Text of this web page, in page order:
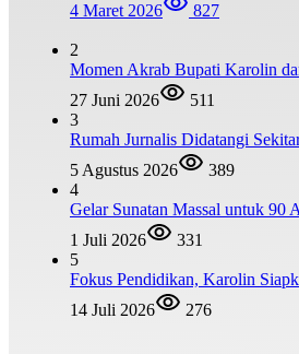
4 Maret 2026
827
2
Momen Akrab Bupati Karolin
27 Juni 2026
511
3
Rumah Jurnalis Didatangi
5 Agustus 2026
389
4
Gelar Sunatan Massal untuk 90
1 Juli 2026
331
5
Fokus Pendidikan, Karolin
14 Juli 2026
276